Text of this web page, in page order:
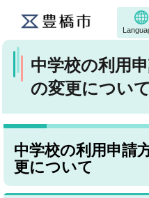
中学校の利用
の変更について
中学校の利用申請
更について